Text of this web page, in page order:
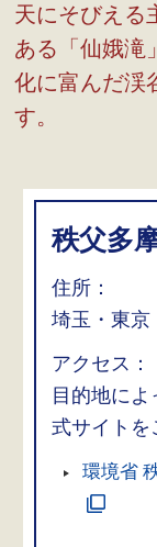
天にそびえる
ある「仙娥滝
化に富んだ渓
す。
秩父多
住所：
埼玉・東京
アクセス：
目的地に
式サイトを
環境省